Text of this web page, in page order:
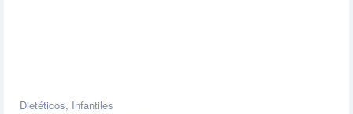
Dietéticos, Infantiles